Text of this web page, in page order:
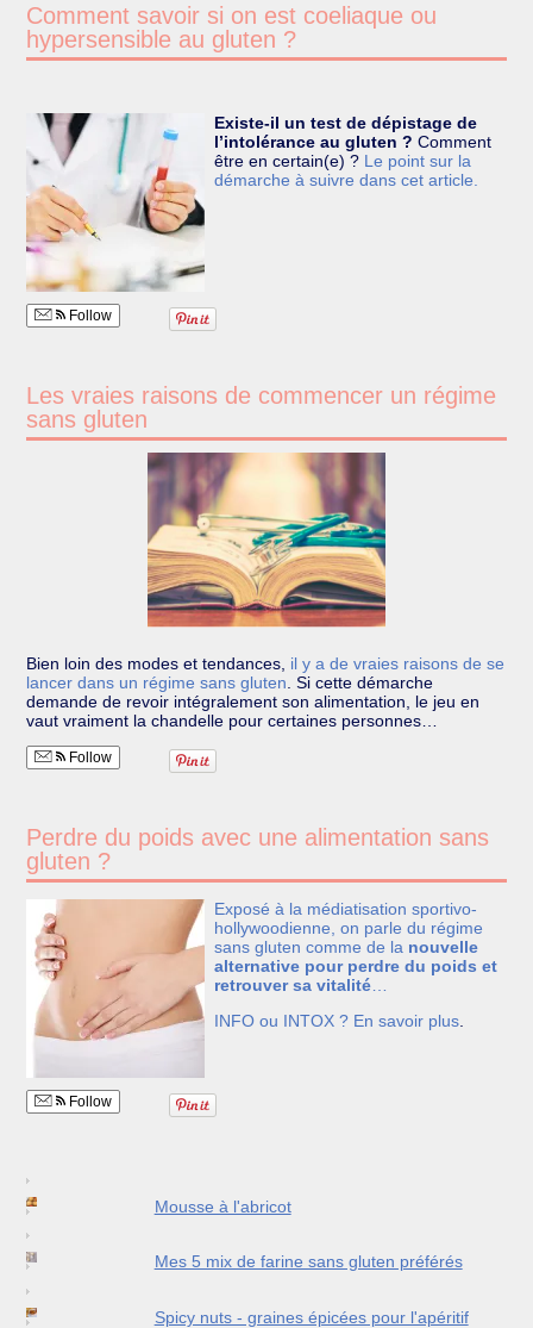
Comment savoir si on est coeliaque ou
hypersensible au gluten ?
Existe-il un test de dépistage de
l’intolérance au gluten ? Comment
être en certain(e) ?Le point sur la
démarche à suivre dans cet article.
Follow
Les vraies raisons de commencer un régime
sans gluten
Bien loin des modes et tendances, il y a de vraies raisons de se
lancer dans un régime sans gluten Si cette démarche
demande de revoir intégralement son alimentation, le jeu en
vaut vraiment la chandelle pour certaines personnes…
Follow
Perdre du poids avec une alimentation sans
gluten ?
Exposé à la médiatisation sportivo-
hollywoodienne, on parle du régime
sans gluten comme de la nouvelle
alternative pour perdre du poids et
retrouver sa vitalité…
INFO ou INTOX ? En savoir plus.
Follow
Mousse à l'abricot
Mes 5 mix de farine sans gluten préférés
Spicy nuts - graines épicées pour l'apéritif